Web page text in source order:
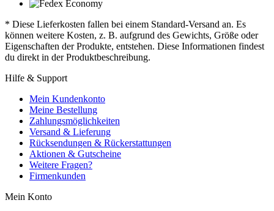
* Diese Lieferkosten fallen bei einem Standard-Versand an. Es
können weitere Kosten, z. B. aufgrund des Gewichts, Größe oder
Eigenschaften der Produkte, entstehen. Diese Informationen findest
du direkt in der Produktbeschreibung.
Hilfe & Support
Mein Kundenkonto
Meine Bestellung
Zahlungsmöglichkeiten
Versand & Lieferung
Rücksendungen & Rückerstattungen
Aktionen & Gutscheine
Weitere Fragen?
Firmenkunden
Mein Konto